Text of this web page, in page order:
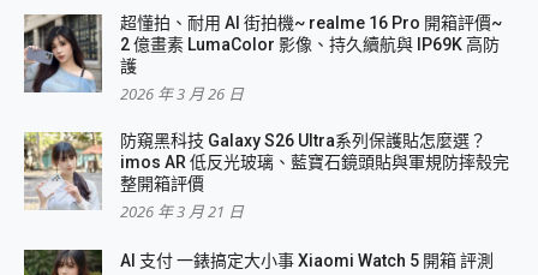
超懂拍、耐用 AI 街拍機~ realme 16 Pro 開箱評價~
2 億畫素 LumaColor 影像、持久續航與 IP69K 高防
護
2026 年 3 月 26 日
防窺黑科技 Galaxy S26 Ultra系列保護貼怎麼選？
imos AR 低反光玻璃、藍寶石鏡頭貼與軍規防摔殼完
整開箱評價
2026 年 3 月 21 日
AI 支付 一錶搞定大小事 Xiaomi Watch 5 開箱 評測